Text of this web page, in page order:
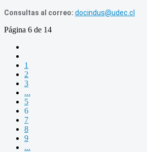
Consultas al correo: docindus@udec.cl
Página 6 de 14
1
2
3
...
5
6
7
8
9
...